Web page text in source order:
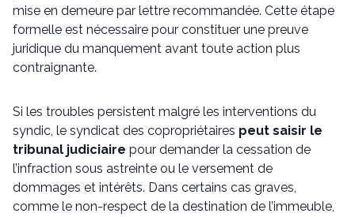
mise en demeure par lettre recommandée. Cette étape
formelle est nécessaire pour constituer une preuve
juridique du manquement avant toute action plus
contraignante.
Si les troubles persistent malgré les interventions du
syndic, le syndicat des copropriétaires peut saisir le
tribunal judiciaire pour demander la cessation de
l’infraction sous astreinte ou le versement de
dommages et intérêts. Dans certains cas graves,
comme le non-respect de la destination de l’immeuble,